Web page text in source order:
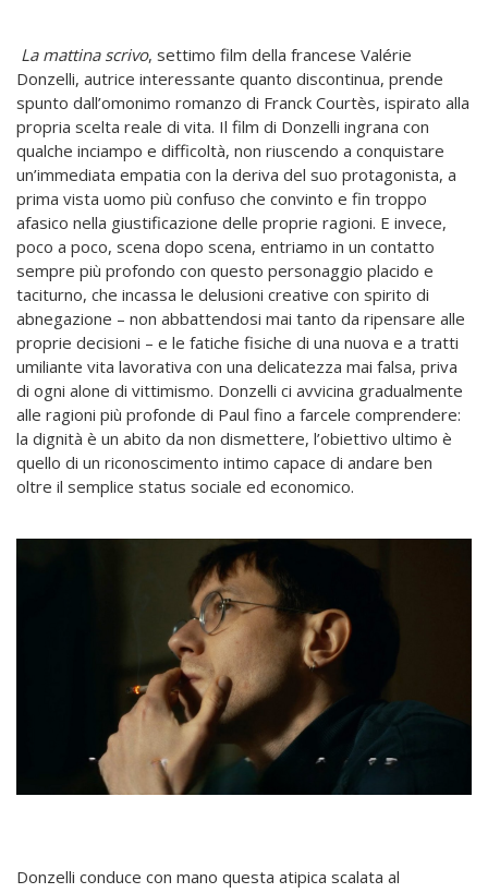
La mattina scrivo, settimo film della francese Valérie
Donzelli, autrice interessante quanto discontinua, prende
spunto dall’omonimo romanzo di Franck Courtès, ispirato alla
propria scelta reale di vita. Il film di Donzelli ingrana con
qualche inciampo e difficoltà, non riuscendo a conquistare
un’immediata empatia con la deriva del suo protagonista, a
prima vista uomo più confuso che convinto e fin troppo
afasico nella giustificazione delle proprie ragioni. E invece,
poco a poco, scena dopo scena, entriamo in un contatto
sempre più profondo con questo personaggio placido e
taciturno, che incassa le delusioni creative con spirito di
abnegazione – non abbattendosi mai tanto da ripensare alle
proprie decisioni – e le fatiche fisiche di una nuova e a tratti
umiliante vita lavorativa con una delicatezza mai falsa, priva
di ogni alone di vittimismo. Donzelli ci avvicina gradualmente
alle ragioni più profonde di Paul fino a farcele comprendere:
la dignità è un abito da non dismettere, l’obiettivo ultimo è
quello di un riconoscimento intimo capace di andare ben
oltre il semplice status sociale ed economico.
Donzelli conduce con mano questa atipica scalata al